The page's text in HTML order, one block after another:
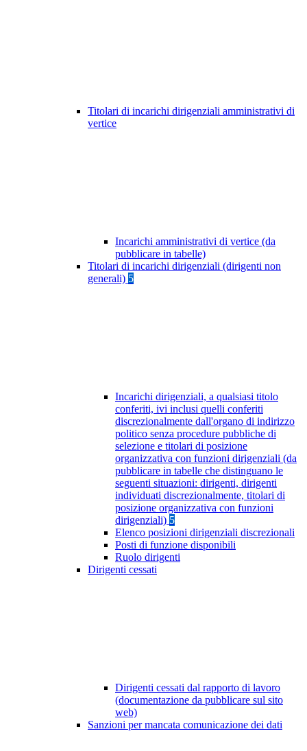
Titolari di incarichi dirigenziali amministrativi di
vertice
Incarichi amministrativi di vertice (da
pubblicare in tabelle)
Titolari di incarichi dirigenziali (dirigenti non
generali) 5
Incarichi dirigenziali, a qualsiasi titolo
conferiti, ivi inclusi quelli conferiti
discrezionalmente dall'organo di indirizzo
politico senza procedure pubbliche di
selezione e titolari di posizione
organizzativa con funzioni dirigenziali (da
pubblicare in tabelle che distinguano le
seguenti situazioni: dirigenti, dirigenti
individuati discrezionalmente, titolari di
posizione organizzativa con funzioni
dirigenziali) 5
Elenco posizioni dirigenziali discrezionali
Posti di funzione disponibili
Ruolo dirigenti
Dirigenti cessati
Dirigenti cessati dal rapporto di lavoro
(documentazione da pubblicare sul sito
web)
Sanzioni per mancata comunicazione dei dati